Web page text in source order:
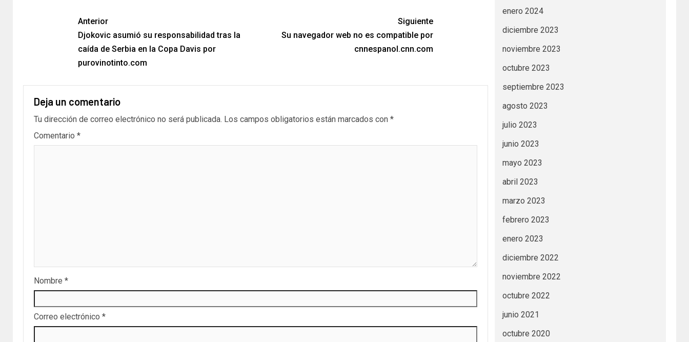
Anterior
Djokovic asumió su responsabilidad tras la
caída de Serbia en la Copa Davis por
purovinotinto.com
Siguiente
Su navegador web no es compatible por
cnnespanol.cnn.com
Deja un comentario
Tu dirección de correo electrónico no será publicada. Los campos obligatorios están marcados con *
Comentario *
Nombre *
Correo electrónico *
enero 2024
diciembre 2023
noviembre 2023
octubre 2023
septiembre 2023
agosto 2023
julio 2023
junio 2023
mayo 2023
abril 2023
marzo 2023
febrero 2023
enero 2023
diciembre 2022
noviembre 2022
octubre 2022
junio 2021
octubre 2020